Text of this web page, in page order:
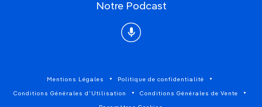
Notre Podcast
Podcast
Mentions Légales Politique de confidentialité
Conditions Générales d'Utilisation Conditions Générales de Vente